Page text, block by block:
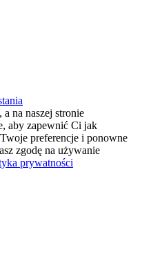
na naszej stronie
aby zapewnić Ci jak
preferencje i ponowne
zgodę na używanie
prywatności